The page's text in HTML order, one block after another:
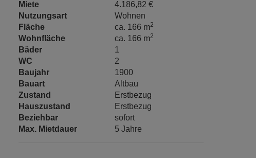
Miete
4.186,82 €
Nutzungsart
Wohnen
Fläche
ca. 166 m2
Wohnfläche ca. 166 m2
Bäder
1
WC
2
Baujahr
1900
Bauart
Altbau
Zustand
Erstbezug
Hauszustand
Erstbezug
Beziehbar
sofort
Max. Mietdauer
5 Jahre